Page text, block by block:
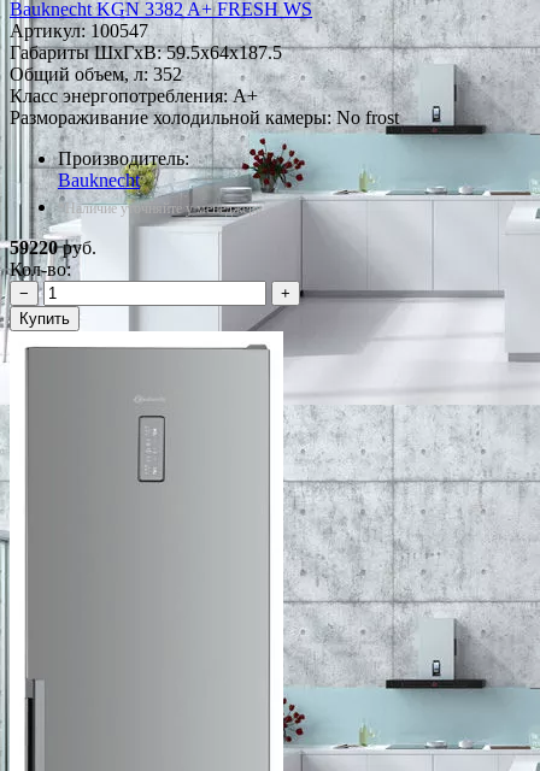
Bauknecht KGN 3382 A+ FRESH WS
Артикул:100547
Габариты ШxГxВ: 59.5x64x187.5
Общий объем, л: 352
Класс энергопотребления: A+
Размораживание холодильной камеры: No frost
Производитель:
Bauknecht
*Наличие уточняйте у менеджера
59220руб.
Кол-во:
−
+
Купить